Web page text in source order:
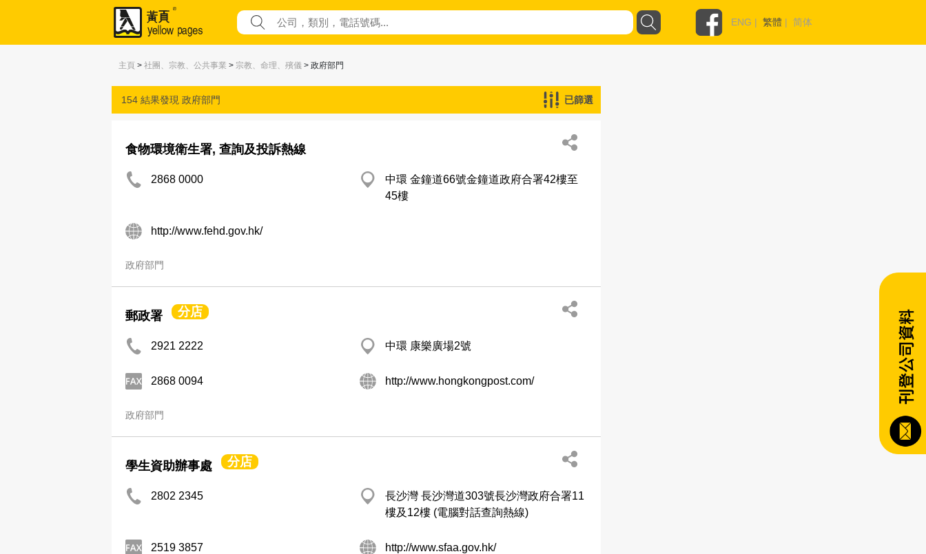
ENG | 繁體 | 简体
主頁 > 社團、宗教、公共事業 > 宗教、命理、殯儀 > 政府部門
154 結果發現 政府部門 已篩選
食物環境衛生署, 查詢及投訴熱線
2868 0000
中環 金鐘道66號金鐘道政府合署42樓至
45樓
http://www.fehd.gov.hk/
政府部門
郵政署 分店
2921 2222 中環 康樂廣場2號
2868 0094 http://www.hongkongpost.com/
政府部門
學生資助辦事處 分店
2802 2345
長沙灣 長沙灣道303號長沙灣政府合署11
樓及12樓 (電腦對話查詢熱線)
2519 3857 http://www.sfaa.gov.hk/